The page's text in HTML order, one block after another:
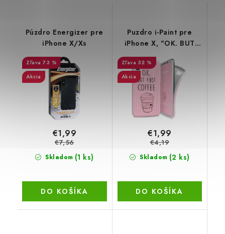
Púzdro Energizer pre
iPhone X/Xs
73 %
Akcia
Skladom (1 ks)
€1,99
€7,56
DO KOŠÍKA
Puzdro i-Paint pre
iPhone X, "OK. BUT
52 %
Akcia
Skladom (2 ks)
€1,99
€4,19
DO KOŠÍKA